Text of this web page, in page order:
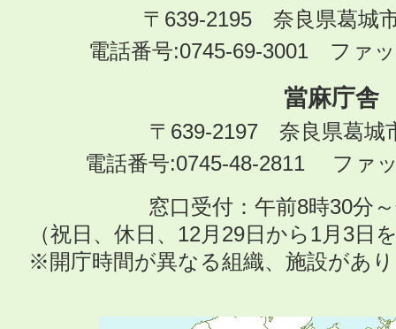
〒639-2195 奈良県葛城
電話番号:0745-69-3001 ファ
當麻庁舎
〒639-2197 奈良県葛城
電話番号:0745-48-2811 ファ
窓口受付：午前8時30分
（祝日、休日、12月29日から1月3日
※開庁時間が異なる組織、施設があ